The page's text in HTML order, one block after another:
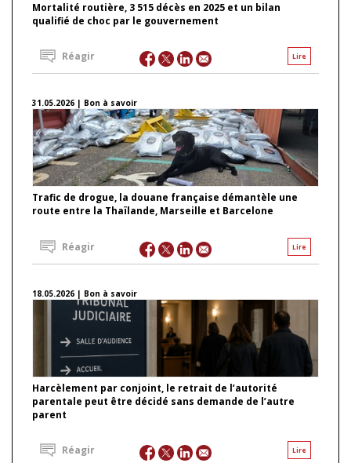
Mortalité routière, 3 515 décès en 2025 et un bilan
qualifié de choc par le gouvernement
Lire
Réagir
31.05.2026 | Bon à savoir
Trafic de drogue, la douane française démantèle une
route entre la Thaïlande, Marseille et Barcelone
Lire
Réagir
18.05.2026 | Bon à savoir
Harcèlement par conjoint, le retrait de l’autorité
parentale peut être décidé sans demande de l’autre
parent
Lire
Réagir